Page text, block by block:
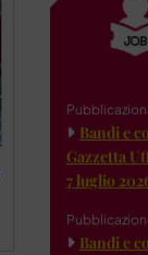
Bandi e
Gazzetta
7 luglio
Bandi e